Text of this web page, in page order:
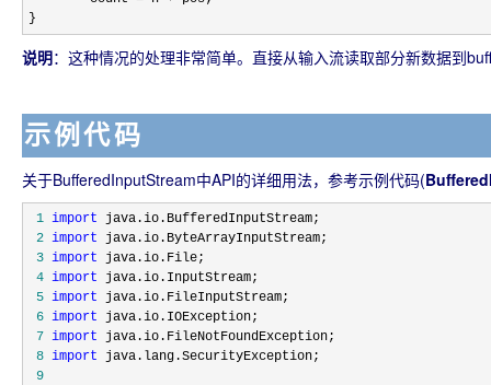
}
说明： 这种情况的处理非常简单。直接从输入流读取部分新数据到
示例代码
关于BufferedInputStream中API的详细用法，参考示例代码(
1 import
2 import
3 import
4 import
5 import
6 import
7 import
8 import
9